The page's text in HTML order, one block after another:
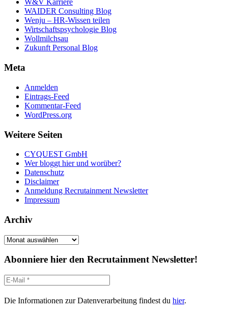
W&V Karriere
WAIDER Consulting Blog
Wenju – HR-Wissen teilen
Wirtschaftspsychologie Blog
Wollmilchsau
Zukunft Personal Blog
Meta
Anmelden
Eintrags-Feed
Kommentar-Feed
WordPress.org
Weitere Seiten
CYQUEST GmbH
Wer bloggt hier und worüber?
Datenschutz
Disclaimer
Anmeldung Recrutainment Newsletter
Impressum
Archiv
Archiv
Abonniere hier den Recrutainment Newsletter!
Die Informationen zur Datenverarbeitung findest du hier.